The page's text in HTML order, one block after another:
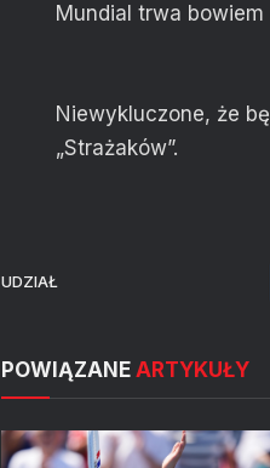
Mundial trwa bowiem
Niewykluczone, że
„Strażaków”.
UDZIAŁ
POWIĄZANE ARTYKUŁY